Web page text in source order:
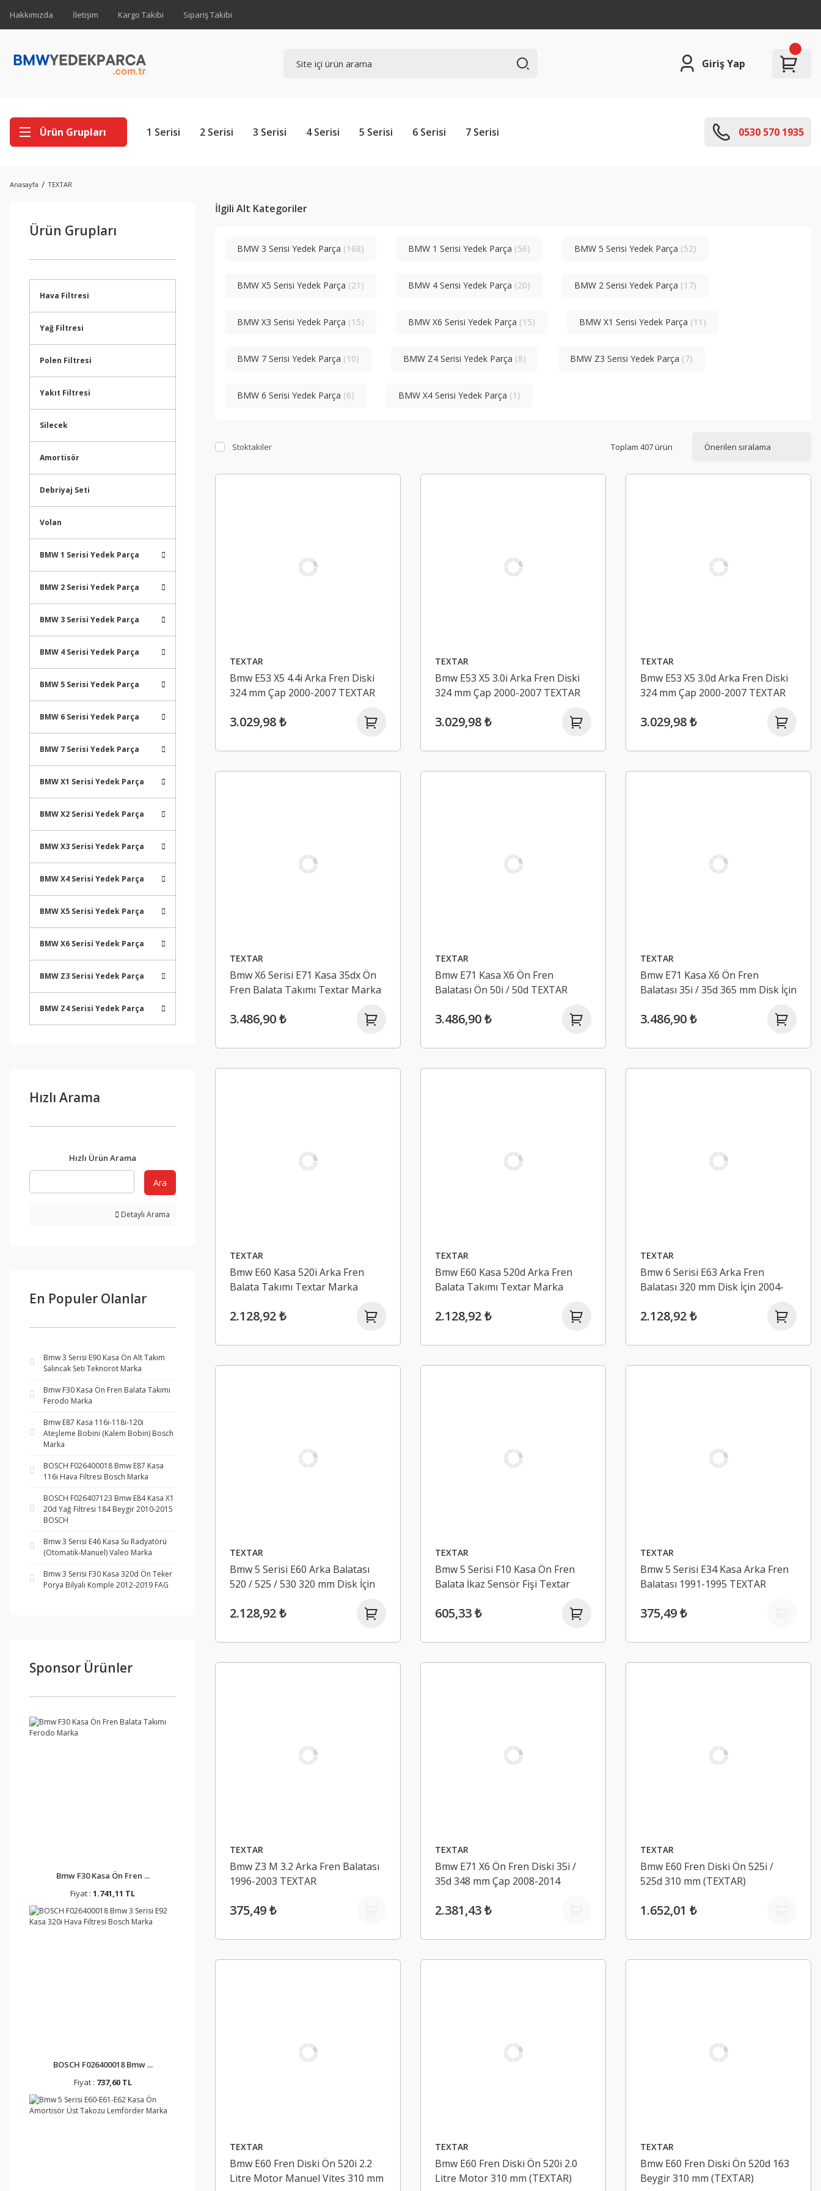
Hakkımızda İletişim Kargo Takibi Sipariş Takibi
Giriş Yap
Ürün Grupları 1 Serisi 2 Serisi 3 Serisi 4 Serisi 5 Serisi 6 Serisi 7 Serisi 0530 570 1935
Anasayfa TEXTAR
Ürün Grupları
Hava Filtresi
Yağ Filtresi
Polen Filtresi
Yakıt Filtresi
Silecek
Amortisör
Debriyaj Seti
Volan
BMW 1 Serisi Yedek Parça
BMW 2 Serisi Yedek Parça
BMW 3 Serisi Yedek Parça
BMW 4 Serisi Yedek Parça
BMW 5 Serisi Yedek Parça
BMW 6 Serisi Yedek Parça
BMW 7 Serisi Yedek Parça
BMW X1 Serisi Yedek Parça
BMW X2 Serisi Yedek Parça
BMW X3 Serisi Yedek Parça
BMW X4 Serisi Yedek Parça
BMW X5 Serisi Yedek Parça
BMW X6 Serisi Yedek Parça
BMW Z3 Serisi Yedek Parça
BMW Z4 Serisi Yedek Parça
Hızlı Arama
Hızlı Ürün Arama
Ara
Detaylı Arama
En Populer Olanlar
Bmw 3 Serisi E90 Kasa Ön Alt Takım
Salıncak Seti Teknorot Marka
Bmw F30 Kasa Ön Fren Balata Takımı
Ferodo Marka
Bmw E87 Kasa 116i-118i-120i
Ateşleme Bobini (Kalem Bobin) Bosch
Marka
BOSCH F026400018 Bmw E87 Kasa
116i Hava Filtresi Bosch Marka
BOSCH F026407123 Bmw E84 Kasa X1
20d Yağ Filtresi 184 Beygir 2010-2015
BOSCH
Bmw 3 Serisi E46 Kasa Su Radyatörü
(Otomatik-Manuel) Valeo Marka
Bmw 3 Serisi F30 Kasa 320d Ön Teker
Porya Bilyalı Komple 2012-2019 FAG
Sponsor Ürünler
Bmw F30 Kasa Ön Fren ...
Fiyat : 1.741,11 TL
BOSCH F026400018 Bmw ...
Fiyat : 737,60 TL
İlgili Alt Kategoriler
BMW 3 Serisi Yedek Parça (168) BMW 1 Serisi Yedek Parça (56) BMW 5 Serisi Yedek Parça (52)
BMW X5 Serisi Yedek Parça (21) BMW 4 Serisi Yedek Parça (20) BMW 2 Serisi Yedek Parça (17)
BMW X3 Serisi Yedek Parça (15) BMW X6 Serisi Yedek Parça (15) BMW X1 Serisi Yedek Parça (11)
BMW 7 Serisi Yedek Parça (10) BMW Z4 Serisi Yedek Parça (8) BMW Z3 Serisi Yedek Parça (7)
BMW 6 Serisi Yedek Parça (6) BMW X4 Serisi Yedek Parça (1)
Stoktakiler Toplam 407 ürün
TEXTAR
Bmw E53 X5 4.4i Arka Fren Diski
324 mm Çap 2000-2007 TEXTAR
3.029,98 ₺
TEXTAR
Bmw E53 X5 3.0i Arka Fren Diski
324 mm Çap 2000-2007 TEXTAR
3.029,98 ₺
TEXTAR
Bmw E53 X5 3.0d Arka Fren Diski
324 mm Çap 2000-2007 TEXTAR
3.029,98 ₺
TEXTAR
Bmw X6 Serisi E71 Kasa 35dx Ön
Fren Balata Takımı Textar Marka
3.486,90 ₺
TEXTAR
Bmw E71 Kasa X6 Ön Fren
Balatası Ön 50i / 50d TEXTAR
3.486,90 ₺
TEXTAR
Bmw E71 Kasa X6 Ön Fren
Balatası 35i / 35d 365 mm Disk İçin
3.486,90 ₺
TEXTAR
Bmw E60 Kasa 520i Arka Fren
Balata Takımı Textar Marka
2.128,92 ₺
TEXTAR
Bmw E60 Kasa 520d Arka Fren
Balata Takımı Textar Marka
2.128,92 ₺
TEXTAR
Bmw 6 Serisi E63 Arka Fren
Balatası 320 mm Disk İçin 2004-
2.128,92 ₺
TEXTAR
Bmw 5 Serisi E60 Arka Balatası
520 / 525 / 530 320 mm Disk İçin
2.128,92 ₺
TEXTAR
Bmw 5 Serisi F10 Kasa Ön Fren
Balata İkaz Sensör Fişi Textar
605,33 ₺
TEXTAR
Bmw 5 Serisi E34 Kasa Arka Fren
Balatası 1991-1995 TEXTAR
375,49 ₺
TEXTAR
Bmw Z3 M 3.2 Arka Fren Balatası
1996-2003 TEXTAR
375,49 ₺
TEXTAR
Bmw E71 X6 Ön Fren Diski 35i /
35d 348 mm Çap 2008-2014
2.381,43 ₺
TEXTAR
Bmw E60 Fren Diski Ön 525i /
525d 310 mm (TEXTAR)
1.652,01 ₺
TEXTAR
Bmw E60 Fren Diski Ön 520i 2.2
Litre Motor Manuel Vites 310 mm
TEXTAR
Bmw E60 Fren Diski Ön 520i 2.0
Litre Motor 310 mm (TEXTAR)
TEXTAR
Bmw E60 Fren Diski Ön 520d 163
Beygir 310 mm (TEXTAR)